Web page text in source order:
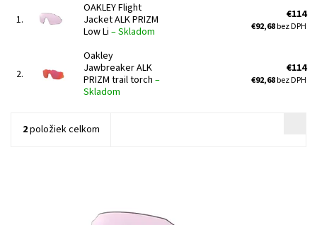
1.
OAKLEY Flight
Jacket ALK PRIZM
Low Li –Skladom
€114
€92,68bez DPH
2.
Oakley
Jawbreaker ALK
PRIZM trail torch –
Skladom
€114
€92,68bez DPH
2položiek celkom
poskytujú bezprecedentnú kontrolu prenosu svetla, čo vedie k...